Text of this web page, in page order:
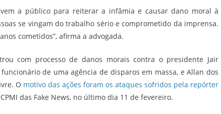
a público para reiterar a infâmia e causar dano moral à
se vingam do trabalho sério e comprometido da imprensa.
cometidos”, afirma a advogada.
com processo de danos morais contra o presidente Jair
de uma agência de disparos em massa, e Allan dos
O motivo das ações foram os ataques sofridos pela repórter
das Fake News, no último dia 11 de fevereiro.